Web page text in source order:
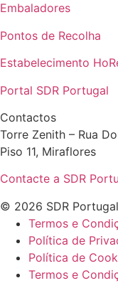
Embaladores
Pontos de Recolha
Estabelecimento
Portal SDR Portugal
Contactos
Torre Zenith – Rua
Piso 11, Miraflores
Contacte a SDR
© 2026 SDR Portugal
Termos e
Política de
Política de
Termos e